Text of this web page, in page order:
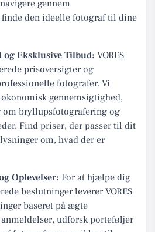
gennem
den ideelle fotograf til dine
Eksklusive Tilbud: VORES
prisoversigter og
fotografer. Vi
gennemsigtighed,
bryllupsfotografering og
Find priser, der passer til dit
om, hvad der er
Oplevelser: For at hjælpe dig
beslutninger leverer VORES
baseret på ægte
udforsk porteføljer